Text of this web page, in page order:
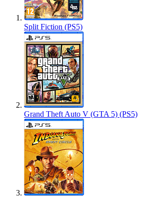
Split Fiction (PS5)
Grand Theft Auto V (GTA 5) (PS5)